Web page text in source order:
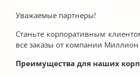
Уважаемые партнеры!
Станьте корпоративным
все заказы от компании Миллион
Преимущества для наших